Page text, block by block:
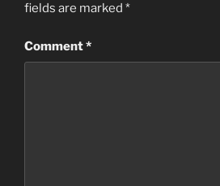
fields are marked *
Comment*